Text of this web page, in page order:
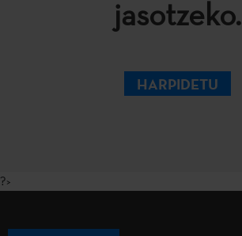
jasotzeko.
HARPIDETU
?>